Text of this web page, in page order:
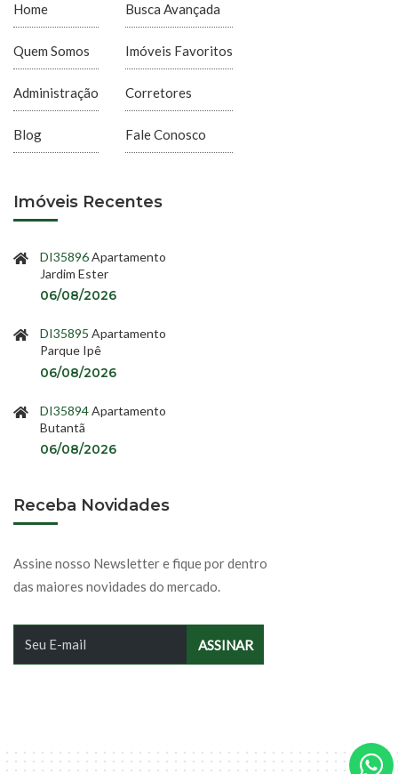
Home
Quem Somos
Administração
Blog
Busca Avançada
Imóveis Favoritos
Corretores
Fale Conosco
Imóveis Recentes
DI35896Apartamento
Jardim Ester
06/08/2026
DI35895 Apartamento
Parque Ipê
06/08/2026
DI35894Apartamento
Butantã
06/08/2026
Receba Novidades
Assine nosso Newsletter e fique por dentro
das maiores novidades do mercado.